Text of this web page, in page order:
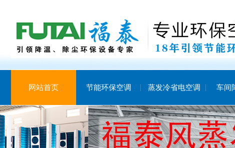
网站首页 节能环保空调 蒸发冷省电空调 车间